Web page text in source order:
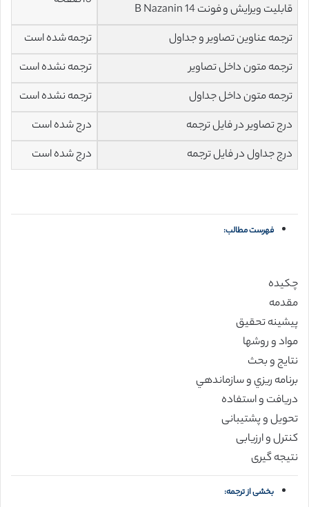
قابلیت ویرایش و فونت 14 B Nazanin
ترجمه عناوین تصاویر و جداول
ترجمه شده است
ترجمه متون داخل تصاویر
ترجمه نشده است
ترجمه متون داخل جداول
ترجمه نشده است
درج تصاویر در فایل ترجمه
درج شده است
درج جداول در فایل ترجمه
درج شده است
فهرست مطالب:
چكيده
مقدمه
پيشينه تحقيق
مواد و روشها
نتايج و بحث
برنامه ريزي و سازماندهي
دریافت و استفاده
تحویل و پشتیبانی
کنترل و ارزیابی
نتیجه گیری
بخشی از ترجمه: